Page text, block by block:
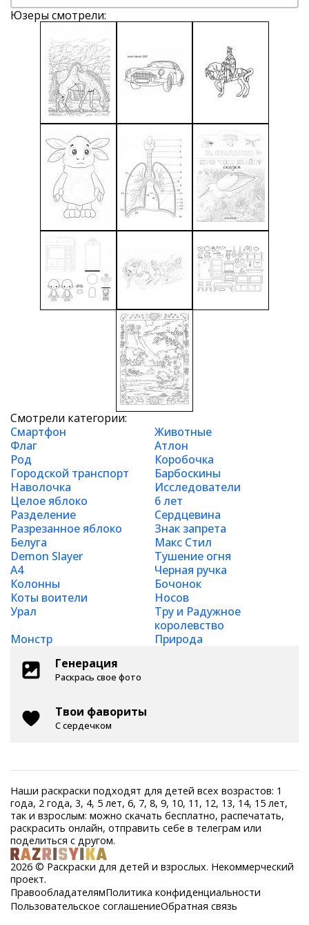
Юзеры смотрели:
Смотрели категории:
Смартфон
Животные
Флаг
Атлон
Род
Коробочка
Городской транспорт
Барбоскины
Наволочка
Исследователи
Целое яблоко
6 лет
Разделение
Сердцевина
Разрезанное яблоко
Знак запрета
Белуга
Макс Стил
Demon Slayer
Тушение огня
А4
Черная ручка
Колонны
Бочонок
Коты воители
Носов
Урал
Тру и Радужное
королевство
Монстр
Природа
Генерация
Раскрась свое фото
Твои фавориты
С сердечком
Наши раскраски подходят для детей всех возрастов: 1
года, 2 года, 3, 4, 5 лет, 6, 7, 8, 9, 10, 11, 12, 13, 14, 15 лет,
так и взрослым: можно скачать бесплатно, распечатать,
раскрасить онлайн, отправить себе в телеграм или
поделиться с другом.
2026 © Раскраски для детей и взрослых. Некоммерческий
проект.
ПравообладателямПолитика конфиденциальности
Пользовательское соглашениеОбратная связь